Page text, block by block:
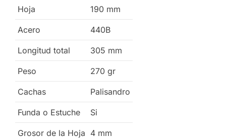
Hoja 190 mm
Acero 440B
Longitud total 305 mm
Peso 270 gr
Cachas Palisandro
Funda o Estuche Si
Grosor de la Hoja 4 mm